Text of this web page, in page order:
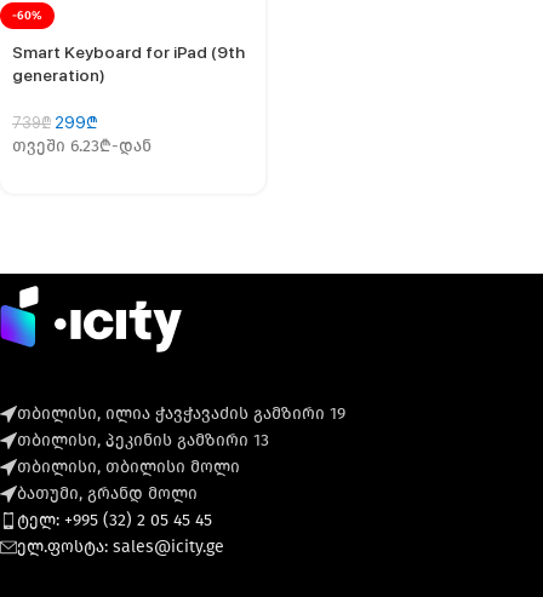
-60%
Smart Keyboard for iPad (9th
generation)
739₾ 299₾
თვეში 6.23₾-დან
თბილისი, ილია ჭავჭავაძის გამზირი 19
თბილისი, პეკინის გამზირი 13
თბილისი, თბილისი მოლი
ბათუმი, გრანდ მოლი
ტელ: +995 (32) 2 05 45 45
ელ.ფოსტა: sales@icity.ge